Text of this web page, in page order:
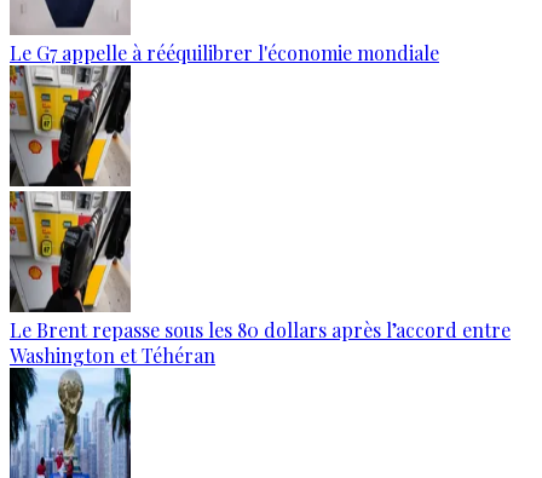
Le G7 appelle à rééquilibrer l'économie mondiale
Le Brent repasse sous les 80 dollars après l’accord entre
Washington et Téhéran